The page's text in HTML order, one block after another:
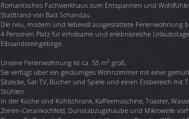
Romantisches Fachwerkhaus zum Entspannen und
Stadtrand von Bad Schandau.
Die neu, modern und liebevoll ausgestattete Ferienwohnung
4 Personen Platz für erholsame und erlebnisreiche
Elbsandsteingebirge.
Unsere Ferienwohnung ist ca. 55 m² groß.
Sie verfügt über ein geräumiges Wohnzimmer mit einer
Sitzecke, Sat-TV, Bücher und Spiele und einen Essbereich mit
Stühlen.
In der Küche sind Kühlschrank, Kaffeemaschine, Toaster,
Zonen-Cerankochfeld, Dunstabzugshaube und Mikrowelle